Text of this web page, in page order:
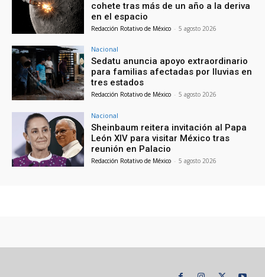
cohete tras más de un año a la deriva
en el espacio
Redacción Rotativo de México - 5 agosto 2026
Nacional
Sedatu anuncia apoyo extraordinario
para familias afectadas por lluvias en
tres estados
Redacción Rotativo de México - 5 agosto 2026
Nacional
Sheinbaum reitera invitación al Papa
León XIV para visitar México tras
reunión en Palacio
Redacción Rotativo de México - 5 agosto 2026